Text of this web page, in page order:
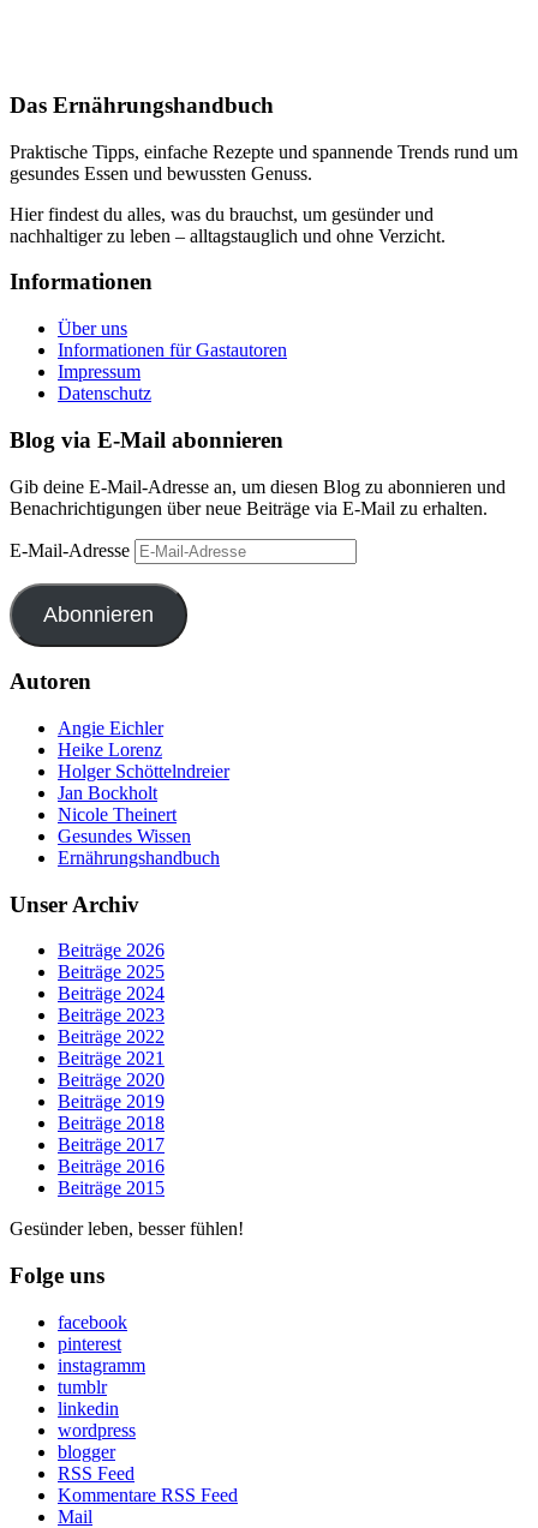
Das Ernährungshandbuch
Praktische Tipps, einfache Rezepte und spannende Trends rund um
gesundes Essen und bewussten Genuss.
Hier findest du alles, was du brauchst, um gesünder und
nachhaltiger zu leben – alltagstauglich und ohne Verzicht.
Informationen
Über uns
Informationen für Gastautoren
Impressum
Datenschutz
Blog via E-Mail abonnieren
Gib deine E-Mail-Adresse an, um diesen Blog zu abonnieren und
Benachrichtigungen über neue Beiträge via E-Mail zu erhalten.
E-Mail-Adresse
Abonnieren
Autoren
Angie Eichler
Heike Lorenz
Holger Schöttelndreier
Jan Bockholt
Nicole Theinert
Gesundes Wissen
Ernährungshandbuch
Unser Archiv
Beiträge 2026
Beiträge 2025
Beiträge 2024
Beiträge 2023
Beiträge 2022
Beiträge 2021
Beiträge 2020
Beiträge 2019
Beiträge 2018
Beiträge 2017
Beiträge 2016
Beiträge 2015
Gesünder leben, besser fühlen!
Folge uns
facebook
pinterest
instagramm
tumblr
linkedin
wordpress
blogger
RSS Feed
Kommentare RSS Feed
Mail